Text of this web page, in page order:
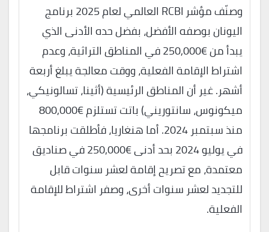
وصنّف مؤشر RCBI العالمي لعام 2025 برنامج
اليونان بوصفه الأفضل، بفضل حده الأدنى الذي
يبدأ من €250,000 في المناطق التراثية، وعدم
اشتراط الإقامة الفعلية، ووقت معالجة يبلغ أربعة
أشهر. غير أن المناطق الرئيسية (أثينا، تسالونيكي،
ميكونوس، سانتوريني) باتت تستلزم €800,000
منذ سبتمبر 2024. أما هنغاريا، فأطلقت برنامجها
في يوليو 2024 بحد أدنى €250,000 في صناديق
معتمدة، مع تصريح إقامة لعشر سنوات قابل
للتجديد لعشر سنوات أخرى، وصفر اشتراط للإقامة
الفعلية.